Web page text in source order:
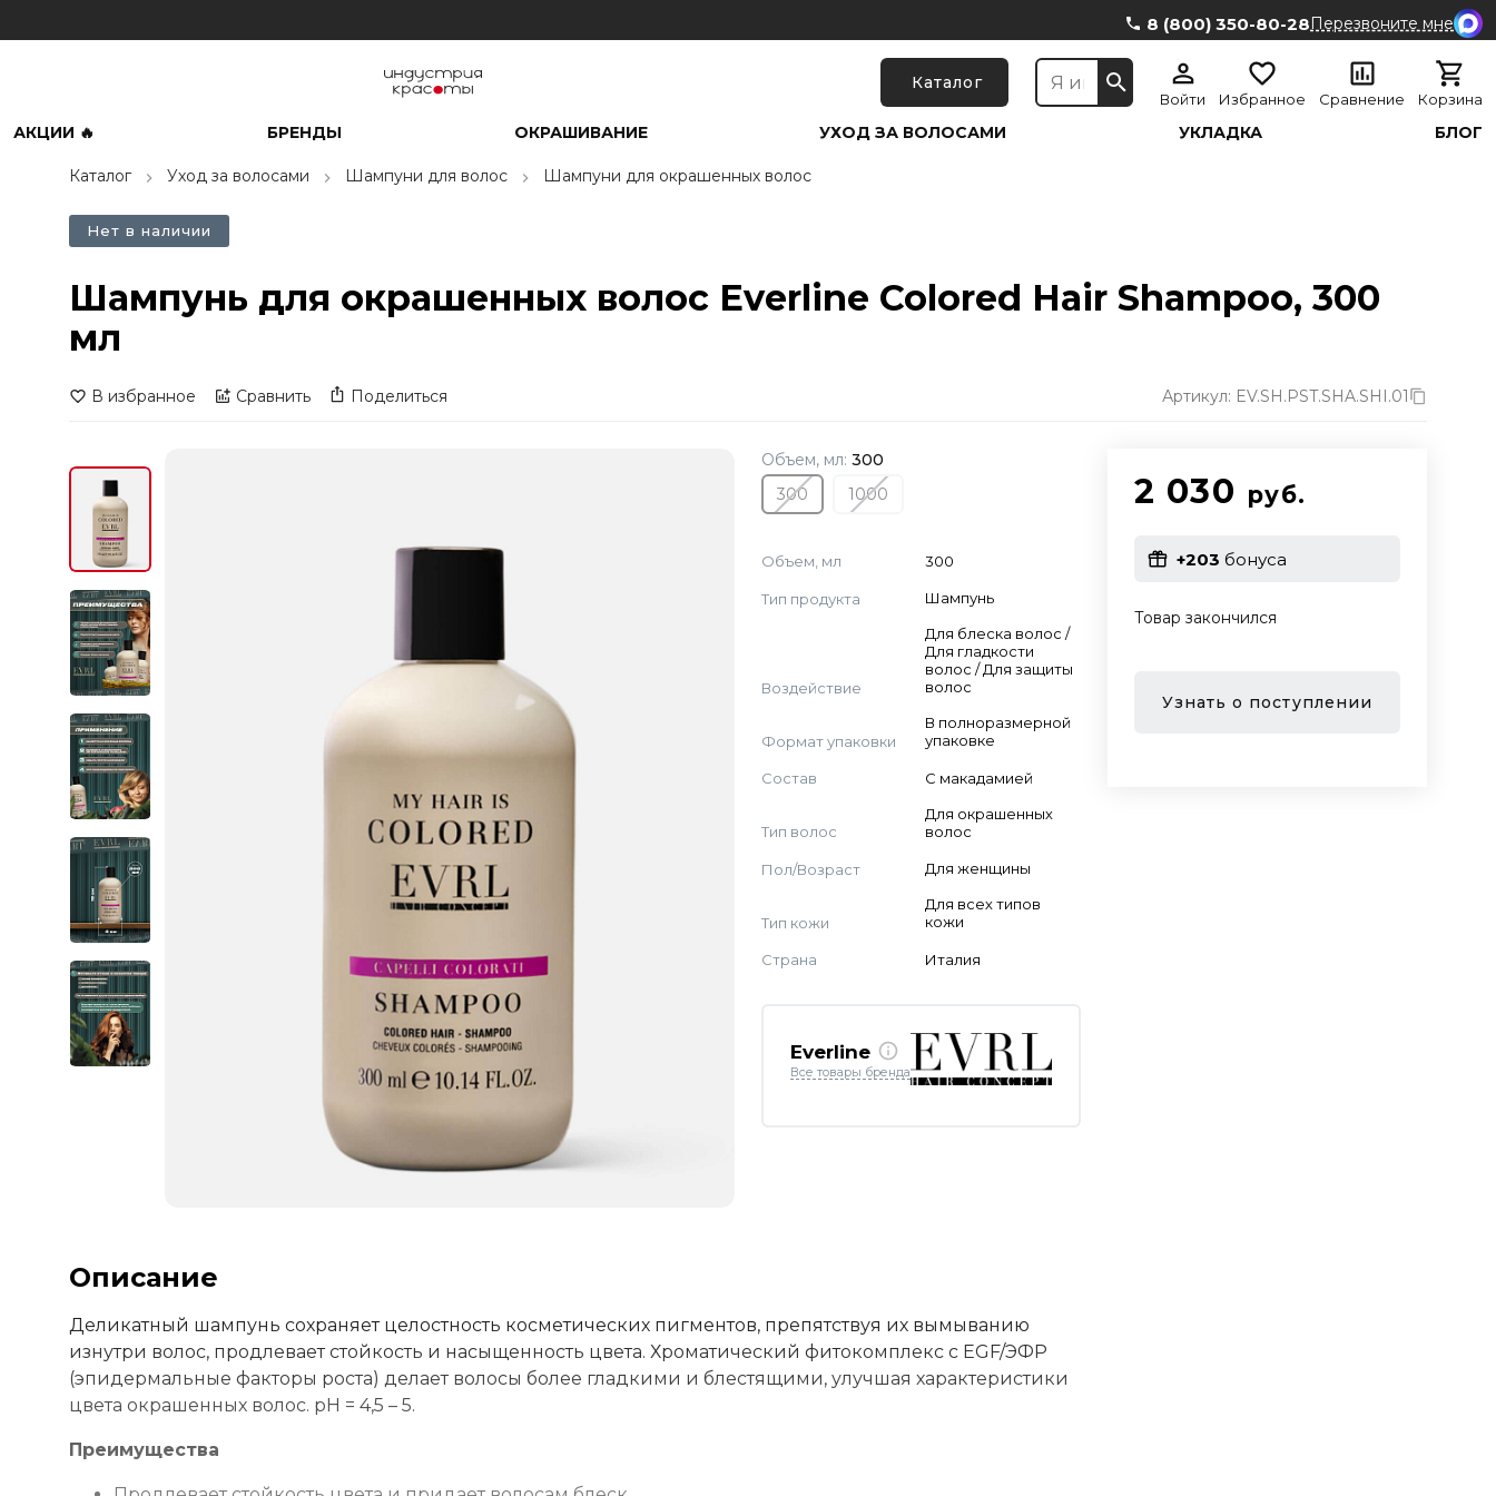
8 (800) 350-80-28Перезвоните мне
Каталог
Войти Избранное Сравнение Корзина
АКЦИИ 🔥 БРЕНДЫ ОКРАШИВАНИЕ УХОД ЗА ВОЛОСАМИ УКЛАДКА БЛОГ
Каталог Уход за волосами Шампуни для волос Шампуни для окрашенных волос
Нет в наличии
Шампунь для окрашенных волос Everline Colored Hair Shampoo, 300
мл
В избранное Сравнить Поделиться Артикул: EV.SH.PST.SHA.SHI.01
Объем, мл: 300
300
1000
Объем, мл 300
Тип продукта Шампунь
Воздействие
Для блеска волос /
Для гладкости
волос / Для защиты
волос
Формат упаковки
В полноразмерной
упаковке
Состав С макадамией
Тип волос
Для окрашенных
волос
Пол/Возраст Для женщины
Тип кожи
Для всех типов
кожи
Страна Италия
Everline
Все товары бренда
2 030 руб.
+203 бонуса
Товар закончился
Узнать о поступлении
Описание
Деликатный шампунь сохраняет целостность косметических пигментов, препятствуя их вымыванию
изнутри волос, продлевает стойкость и насыщенность цвета. Хроматический фитокомплекс с EGF/ЭФР
(эпидермальные факторы роста) делает волосы более гладкими и блестящими, улучшая характеристики
цвета окрашенных волос. рН = 4,5 – 5.
Преимущества